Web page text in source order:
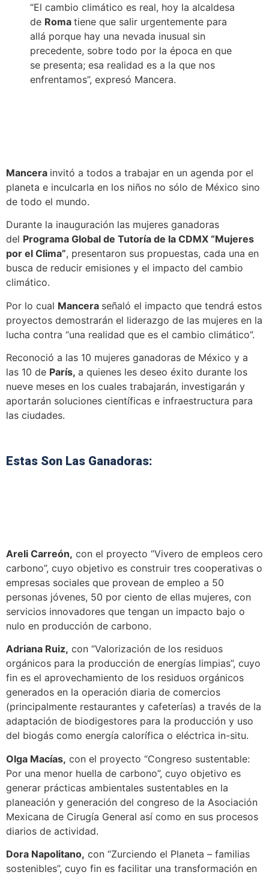
“El cambio climático es real, hoy la alcaldesa
de Roma tiene que salir urgentemente para
allá porque hay una nevada inusual sin
precedente, sobre todo por la época en que
se presenta; esa realidad es a la que nos
enfrentamos”, expresó Mancera.
Mancera invitó a todos a trabajar en un agenda por el
planeta e inculcarla en los niños no sólo de México sino
de todo el mundo.
Durante la inauguración las mujeres ganadoras
del Programa Global de Tutoría de la CDMX “Mujeres
por el Clima”, presentaron sus propuestas, cada una en
busca de reducir emisiones y el impacto del cambio
climático.
Por lo cual Mancera señaló el impacto que tendrá estos
proyectos demostrarán el liderazgo de las mujeres en la
lucha contra “una realidad que es el cambio climático”.
Reconoció a las 10 mujeres ganadoras de México y a
las 10 de París, a quienes les deseo éxito durante los
nueve meses en los cuales trabajarán, investigarán y
aportarán soluciones científicas e infraestructura para
las ciudades.
Estas Son Las Ganadoras:
Areli Carreón, con el proyecto “Vivero de empleos cero
carbono”, cuyo objetivo es construir tres cooperativas o
empresas sociales que provean de empleo a 50
personas jóvenes, 50 por ciento de ellas mujeres, con
servicios innovadores que tengan un impacto bajo o
nulo en producción de carbono.
Adriana Ruiz, con “Valorización de los residuos
orgánicos para la producción de energías limpias”, cuyo
fin es el aprovechamiento de los residuos orgánicos
generados en la operación diaria de comercios
(principalmente restaurantes y cafeterías) a través de la
adaptación de biodigestores para la producción y uso
del biogás como energía calorífica o eléctrica in-situ.
Olga Macías, con el proyecto “Congreso sustentable:
Por una menor huella de carbono”, cuyo objetivo es
generar prácticas ambientales sustentables en la
planeación y generación del congreso de la Asociación
Mexicana de Cirugía General así como en sus procesos
diarios de actividad.
Dora Napolitano, con “Zurciendo el Planeta – familias
sostenibles”, cuyo fin es facilitar una transformación en